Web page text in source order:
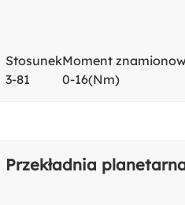
Stosunek
3-81
Moment
0-16(Nm)
Przekładnia